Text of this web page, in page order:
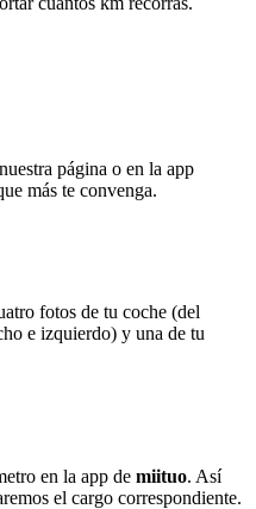
página o en la app
más te convenga.
fotos de tu coche (del
e izquierdo) y una de tu
en la app de miituo. Así
el cargo correspondiente.